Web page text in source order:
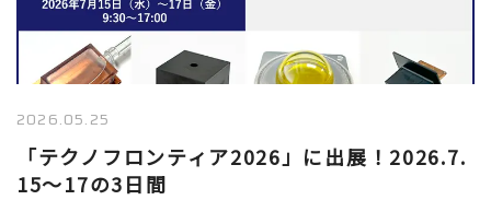
2026.05.25
「テクノフロンティア2026」に出展！2026.7.
15～17の3日間